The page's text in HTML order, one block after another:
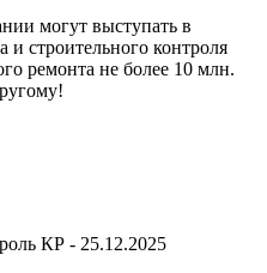
могут выступать в
и строительного контроля
ремонта не более 10 млн.
КР - 25.12.2025